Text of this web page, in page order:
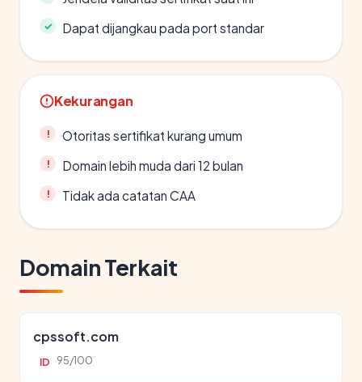
Dapat dijangkau pada port standar
Kekurangan
Otoritas sertifikat kurang umum
Domain lebih muda dari 12 bulan
Tidak ada catatan CAA
Domain Terkait
cpssoft.com
ID 95/100